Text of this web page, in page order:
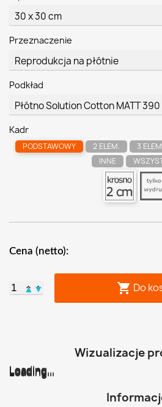
Przeznaczenie
Podkład
Kadr
PODSTAWOWY 2 ELEM. 3
INNE
Cena (netto):
▲ ▼  Do
Wizualizacje
Loading...
Loading...
Loading...
Loading...
Loading...
Loading...